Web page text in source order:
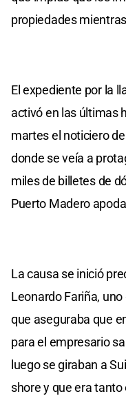
propiedades
El expediente por la
activó en las últimas
martes el noticiero
donde se veía a
miles de billetes de
Puerto Madero
La causa se inició
Leonardo Fariña,
que aseguraba que
para el empresario
luego se giraban a
shore y que era